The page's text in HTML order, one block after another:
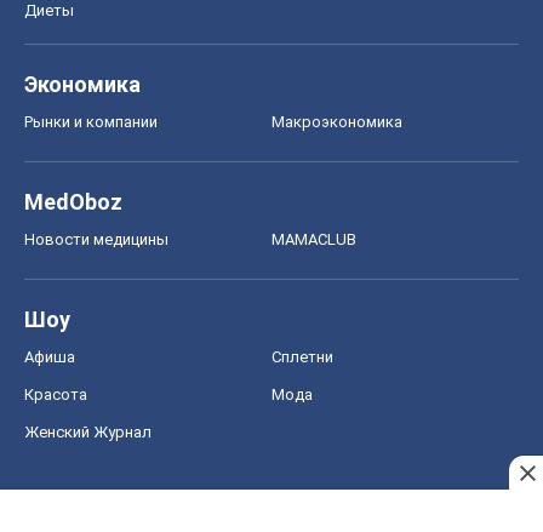
Диеты
Экономика
Рынки и компании Mакроэкономика
MedOboz
Новости медицины MAMACLUB
Шоу
Афиша Сплетни
Красота Мода
Женский Журнал